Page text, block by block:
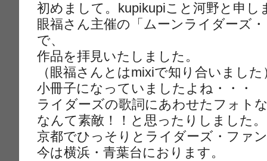
初めまして。kupikupiこと河野と申し
眼福さん主催の「ムーンライダーズ
で、
作品を拝見いたしました。
（眼福さんとはmixiで知り合いました
小冊子になっていましたよね・・・
ライダーズの歌詞にあわせたフォト
なんて素敵！！と思ったりしました。
京都でひっそりとライダーズ・ファ
今は横浜・青葉台におります。